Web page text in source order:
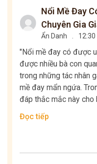
Nổi Mề Đay
Chuyên Gia
Ẩn Danh .
"Nổi mề đay có được
được nhiều bà con
trong những tác nhân
mề đay mẩn ngứa.
đáp thắc mắc này cho
Đọc tiếp